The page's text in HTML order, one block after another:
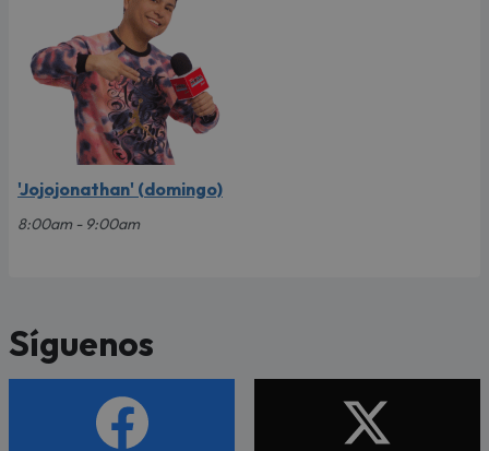
'Jojojonathan' (domingo)
8:00am - 9:00am
Síguenos